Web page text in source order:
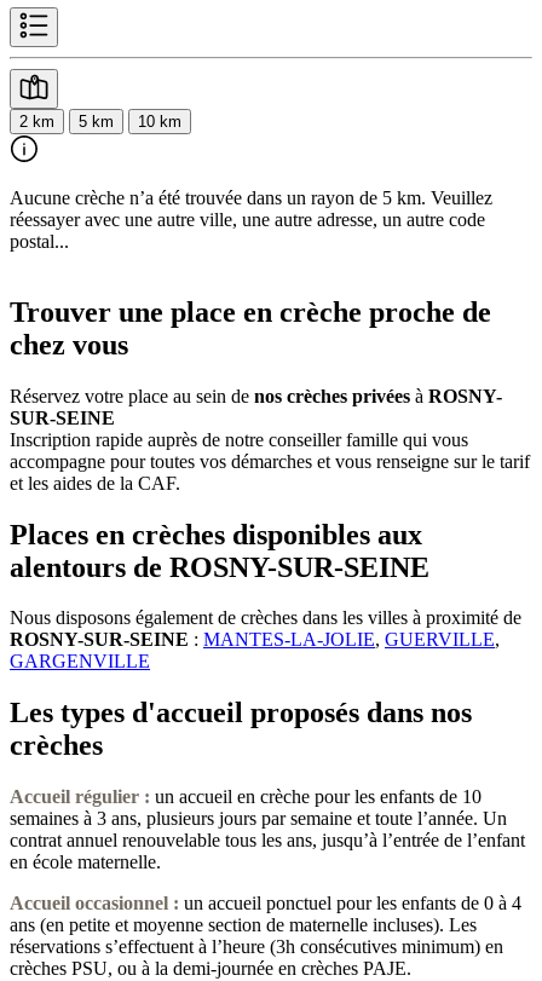
2 km 5 km 10 km
Aucune crèche n’a été trouvée dans un rayon de 5 km. Veuillez
réessayer avec une autre ville, une autre adresse, un autre code
postal...
Trouver une place en crèche proche de
chez vous
Réservez votre place au sein de nos crèches privées à ROSNY-
SUR-SEINE
Inscription rapide auprès de notre conseiller famille qui vous
accompagne pour toutes vos démarches et vous renseigne sur le tarif
et les aides de la CAF.
Places en crèches disponibles aux
alentours de ROSNY-SUR-SEINE
Nous disposons également de crèches dans les villes à proximité de
ROSNY-SUR-SEINE : MANTES-LA-JOLIE, GUERVILLE,
GARGENVILLE
Les types d'accueil proposés dans nos
crèches
Accueil régulier : un accueil en crèche pour les enfants de 10
semaines à 3 ans, plusieurs jours par semaine et toute l’année. Un
contrat annuel renouvelable tous les ans, jusqu’à l’entrée de l’enfant
en école maternelle.
Accueil occasionnel : un accueil ponctuel pour les enfants de 0 à 4
ans (en petite et moyenne section de maternelle incluses). Les
réservations s’effectuent à l’heure (3h consécutives minimum) en
crèches PSU, ou à la demi-journée en crèches PAJE.